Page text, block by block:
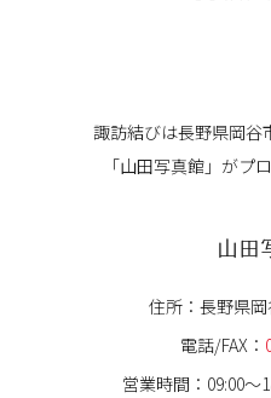
諏訪結びは長野県岡谷
「山田写真館」がプ
山田
住所：長野県
電話/FAX：
営業時間：09:00〜